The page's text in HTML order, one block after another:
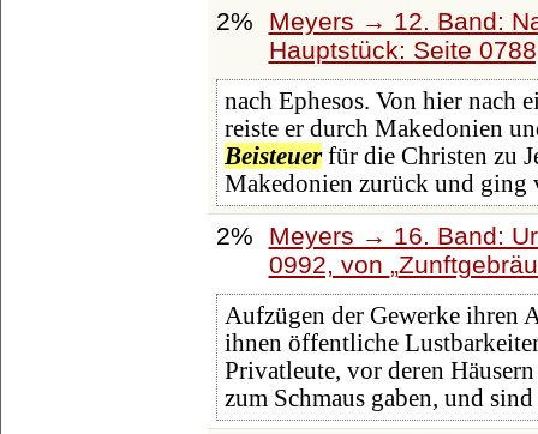
2%
Meyers → 12. Band:
Hauptstück: Seite
nach Ephesos. Von hier nach
reiste er durch Makedonien
Beisteuerfür die Christen zu
Makedonien zurück und ging
2%
Meyers → 16. Band:
0992, von
Aufzügen der Gewerke ihren
ihnen öffentliche
Privatleute, vor deren
zum Schmaus gaben, und